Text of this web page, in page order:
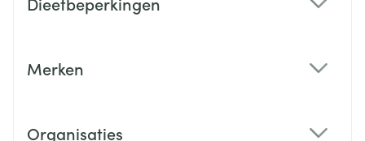
Merken
Organisaties